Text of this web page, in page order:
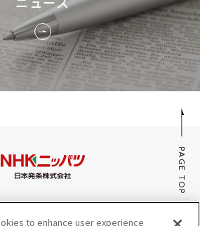
PAGE TOP
んなのaiポータル
to enhance user experience